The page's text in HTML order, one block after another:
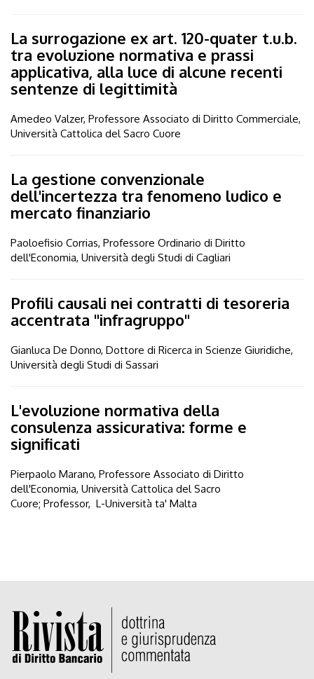
La surrogazione ex art. 120-quater t.u.b.
tra evoluzione normativa e prassi
applicativa, alla luce di alcune recenti
sentenze di legittimità
Amedeo Valzer, Professore Associato di Diritto Commerciale,
Università Cattolica del Sacro Cuore
La gestione convenzionale
dell'incertezza tra fenomeno ludico e
mercato finanziario
Paoloefisio Corrias, Professore Ordinario di Diritto
dell'Economia, Università degli Studi di Cagliari
Profili causali nei contratti di tesoreria
accentrata "infragruppo"
Gianluca De Donno, Dottore di Ricerca in Scienze Giuridiche,
Università degli Studi di Sassari
L'evoluzione normativa della
consulenza assicurativa: forme e
significati
Pierpaolo Marano, Professore Associato di Diritto
dell'Economia, Università Cattolica del Sacro
Cuore; Professor, L-Università ta' Malta